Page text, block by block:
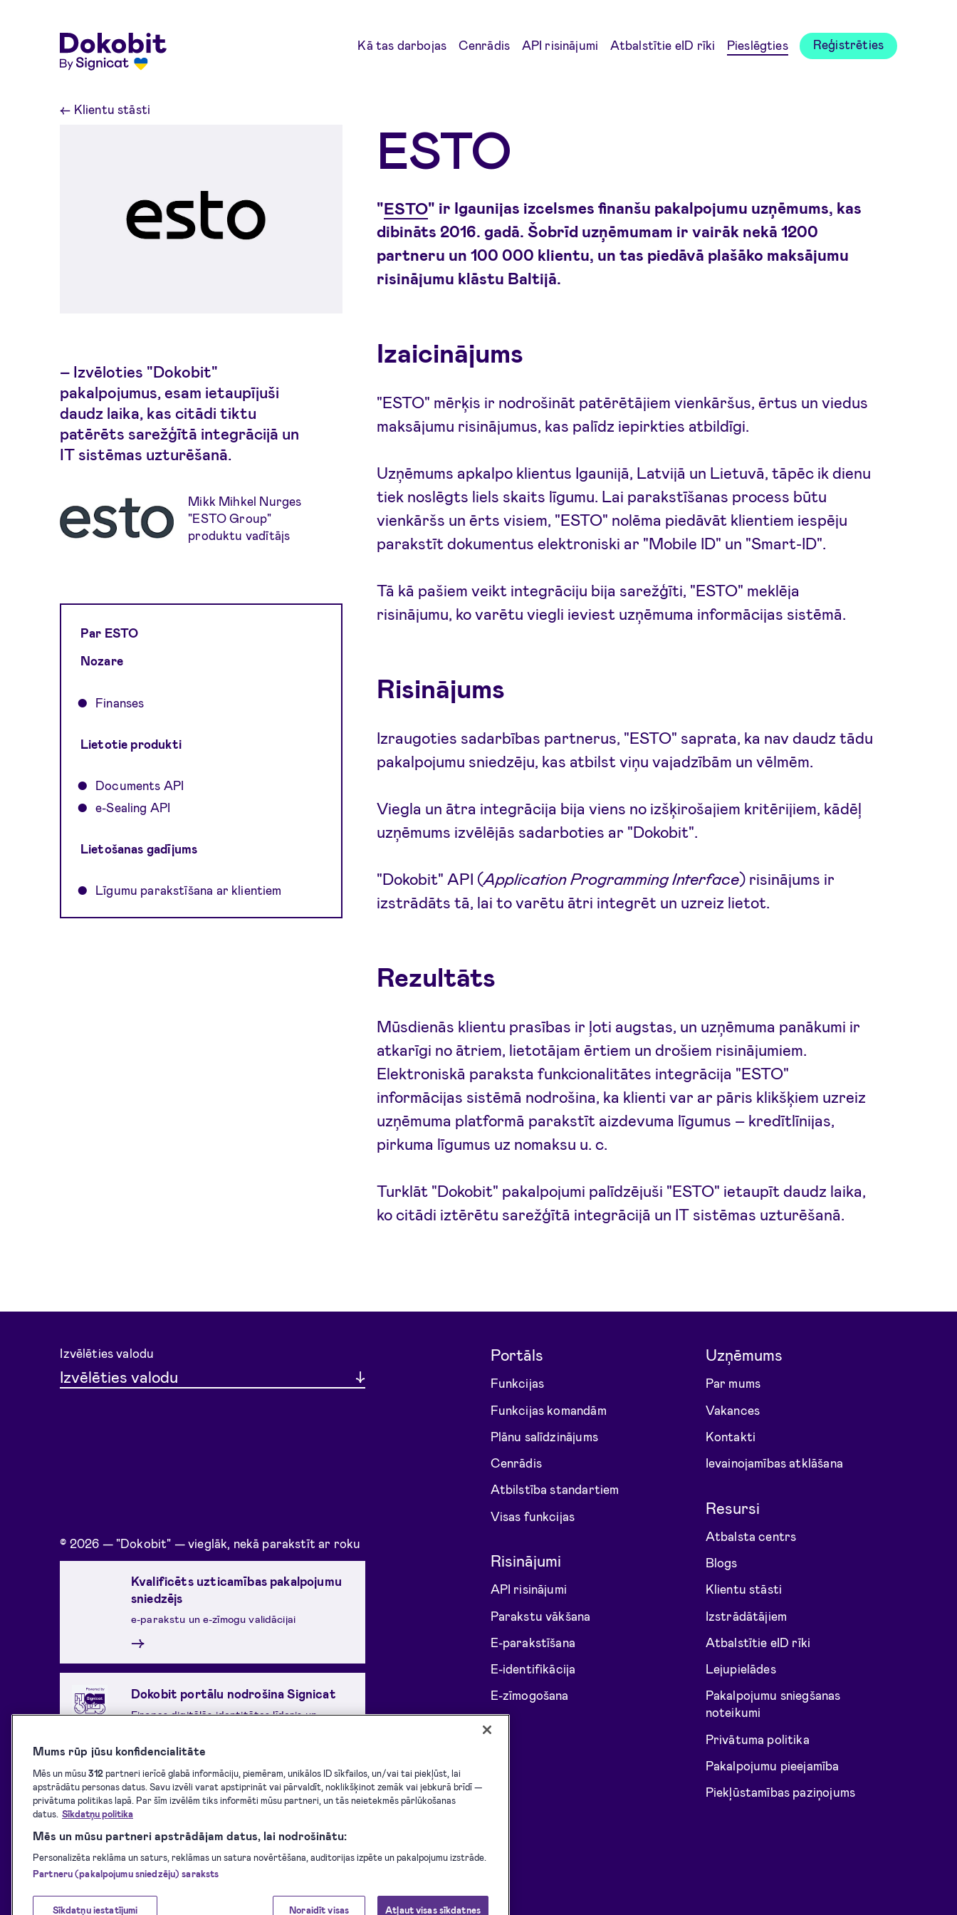
Kā tas darbojas Cenrādis API risinājumi Atbalstītie eID rīki Pieslēgties Reģistrēties
← Klientu stāsti
ESTO
"ESTO" ir Igaunijas izcelsmes finanšu pakalpojumu uzņēmums, kas
dibināts 2016. gadā. Šobrīd uzņēmumam ir vairāk nekā 1200
partneru un 100 000 klientu, un tas piedāvā plašāko maksājumu
risinājumu klāstu Baltijā.
– Izvēloties "Dokobit"
pakalpojumus, esam ietaupījuši
daudz laika, kas citādi tiktu
patērēts sarežģītā integrācijā un
IT sistēmas uzturēšanā.
Mikk Mihkel Nurges
"ESTO Group"
produktu vadītājs
Par ESTO
Nozare
Finanses
Lietotie produkti
Documents API
e-Sealing API
Lietošanas gadījums
Līgumu parakstīšana ar klientiem
Izaicinājums
"ESTO" mērķis ir nodrošināt patērētājiem vienkāršus, ērtus un viedus
maksājumu risinājumus, kas palīdz iepirkties atbildīgi.
Uzņēmums apkalpo klientus Igaunijā, Latvijā un Lietuvā, tāpēc ik dienu
tiek noslēgts liels skaits līgumu. Lai parakstīšanas process būtu
vienkāršs un ērts visiem, "ESTO" nolēma piedāvāt klientiem iespēju
parakstīt dokumentus elektroniski ar "Mobile ID" un "Smart-ID".
Tā kā pašiem veikt integrāciju bija sarežģīti, "ESTO" meklēja
risinājumu, ko varētu viegli ieviest uzņēmuma informācijas sistēmā.
Risinājums
Izraugoties sadarbības partnerus, "ESTO" saprata, ka nav daudz tādu
pakalpojumu sniedzēju, kas atbilst viņu vajadzībām un vēlmēm.
Viegla un ātra integrācija bija viens no izšķirošajiem kritērijiem, kādēļ
uzņēmums izvēlējās sadarboties ar "Dokobit".
"Dokobit" API (Application Programming Interface) risinājums ir
izstrādāts tā, lai to varētu ātri integrēt un uzreiz lietot.
Rezultāts
Mūsdienās klientu prasības ir ļoti augstas, un uzņēmuma panākumi ir
atkarīgi no ātriem, lietotājam ērtiem un drošiem risinājumiem.
Elektroniskā paraksta funkcionalitātes integrācija "ESTO"
informācijas sistēmā nodrošina, ka klienti var ar pāris klikšķiem uzreiz
uzņēmuma platformā parakstīt aizdevuma līgumus – kredītlīnijas,
pirkuma līgumus uz nomaksu u. c.
Turklāt "Dokobit" pakalpojumi palīdzējuši "ESTO" ietaupīt daudz laika,
ko citādi iztērētu sarežģītā integrācijā un IT sistēmas uzturēšanā.
Izvēlēties valodu
Izvēlēties valodu
© 2026 — "Dokobit" — vieglāk, nekā parakstīt ar roku
Kvalificēts uzticamības pakalpojumu
sniedzējs
e-parakstu un e-zīmogu validācijai
→
Dokobit portālu nodrošina Signicat
Eiropas digitālās identitātes līderis un
(QTSP), kas atbilst ISO/IEC 27001 un eIDAS
standartiem.
→
Portāls
Funkcijas
Funkcijas komandām
Plānu salīdzinājums
Cenrādis
Atbilstība standartiem
Visas funkcijas
Risinājumi
API risinājumi
Parakstu vākšana
E-parakstīšana
E-identifikācija
E-zīmogošana
Uzņēmums
Par mums
Vakances
Kontakti
Ievainojamības atklāšana
Resursi
Atbalsta centrs
Blogs
Klientu stāsti
Izstrādātājiem
Atbalstītie eID rīki
Lejupielādes
Pakalpojumu sniegšanas
noteikumi
Privātuma politika
Pakalpojumu pieejamība
Piekļūstamības paziņojums
Mums rūp jūsu konfidencialitāte
Mēs un mūsu312partneri ierīcē glabā informāciju, piemēram, unikālos ID sīkfailos, un/vai tai piekļūst, lai
apstrādātu personas datus. Savu izvēli varat apstiprināt vai pārvaldīt, noklikšķinot zemāk vai jebkurā brīdī —
privātuma politikas lapā. Par šīm izvēlēm tiks informēti mūsu partneri, un tās neietekmēs pārlūkošanas
datus. Sīkdatņu politika
Mēs un mūsu partneri apstrādājam datus, lai nodrošinātu:
Personalizēta reklāma un saturs, reklāmas un satura novērtēšana, auditorijas izpēte un pakalpojumu izstrāde.
Partneru (pakalpojumu sniedzēju) saraksts
Noraidīt visas Atļaut visas sīkdatnes
Sīkdatņu iestatījumi